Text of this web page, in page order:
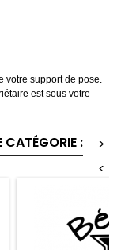
votre support de pose.
est sous votre
CATÉGORIE :
>
<